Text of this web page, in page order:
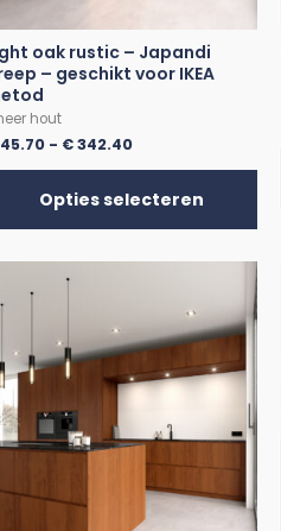
oak rustic – Japandi
– geschikt voor IKEA
hout
45.70 - €342.40
Opties selecteren